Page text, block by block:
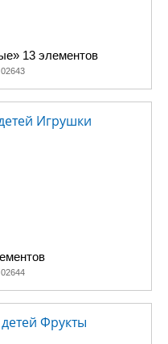
13 элементов
02643
02644